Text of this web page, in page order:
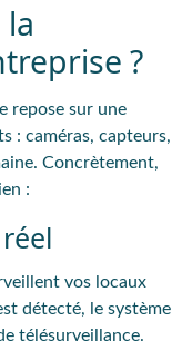
?
repose sur une
: caméras, capteurs,
Concrètement,
:
vos locaux
détecté, le système
télésurveillance.